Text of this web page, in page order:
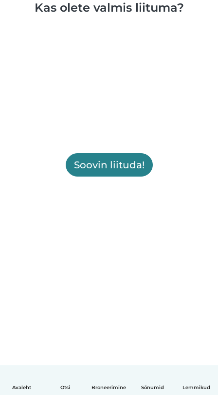
Avaleht Otsi Broneerimine Sõnumid Lemmikud
Kas olete valmis liituma?
Soovin liituda!